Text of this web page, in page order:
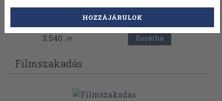
Vissza az előző oldalra
3.540 ,-Ft Kosárba
Filmszakadás
HOZZÁJÁRULOK